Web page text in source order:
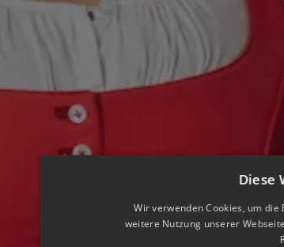
Diese
Wir verwenden Cookies, um
weitere Nutzung unserer